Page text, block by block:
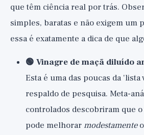
que têm ciência real por trás.
simples, baratas e não exigem um
essa é exatamente a dica de que
🟢 Vinagre de maçã diluído
Esta é uma das poucas da
respaldo de pesquisa. Meta-
controlados descobriram que
pode melhorarmodestamente